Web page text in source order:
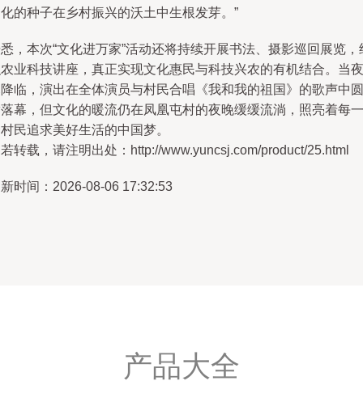
的种子在乡村振兴的沃土中生根发芽。”
，本次“文化进万家”活动还将持续开展书法、摄影巡回展览，
业科技讲座，真正实现文化惠民与科技兴农的有机结合。当夜
临，演出在全体演员与村民合唱《我和我的祖国》的歌声中圆
幕，但文化的暖流仍在凤凰屯村的夜晚缓缓流淌，照亮着每一
民追求美好生活的中国梦。
转载，请注明出处：http://www.yuncsj.com/product/25.html
时间：2026-08-06 17:32:53
产品大全